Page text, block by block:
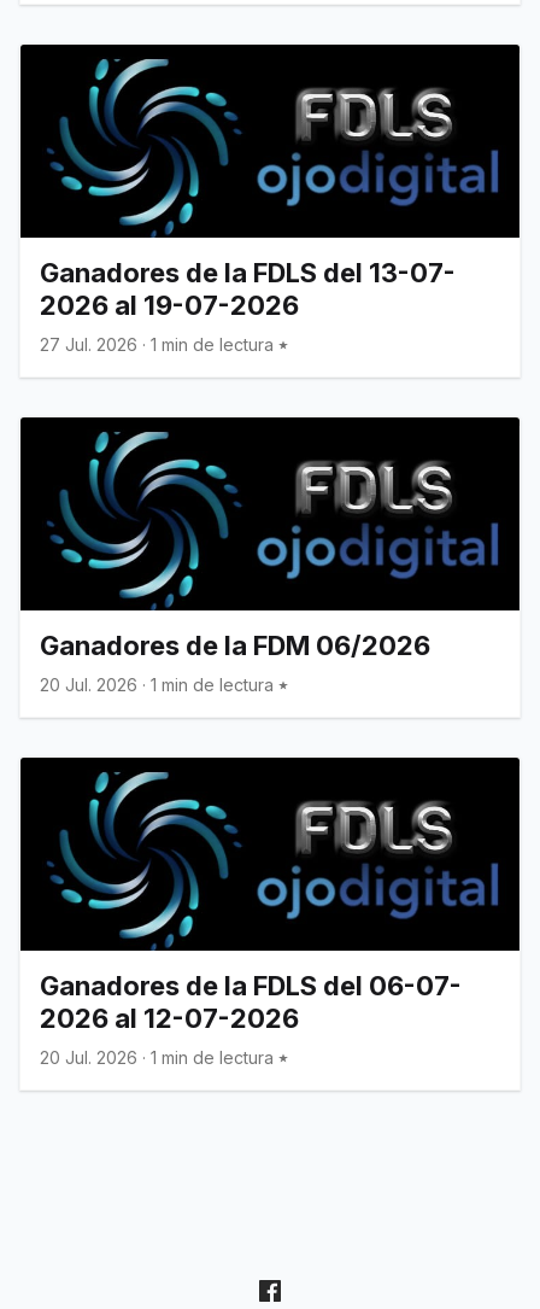
Ganadores de la FDLS del 13-07-
2026 al 19-07-2026
27 Jul. 2026 · 1 min de lectura
Ganadores de la FDM 06/2026
20 Jul. 2026 · 1 min de lectura
Ganadores de la FDLS del 06-07-
2026 al 12-07-2026
20 Jul. 2026 · 1 min de lectura